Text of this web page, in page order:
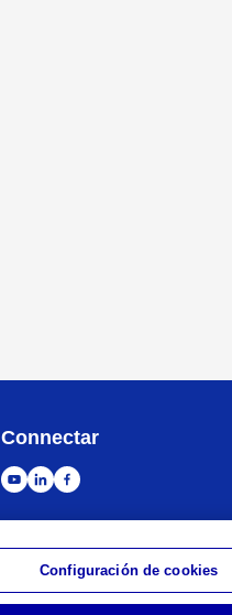
Connectar
Configuración de cookies